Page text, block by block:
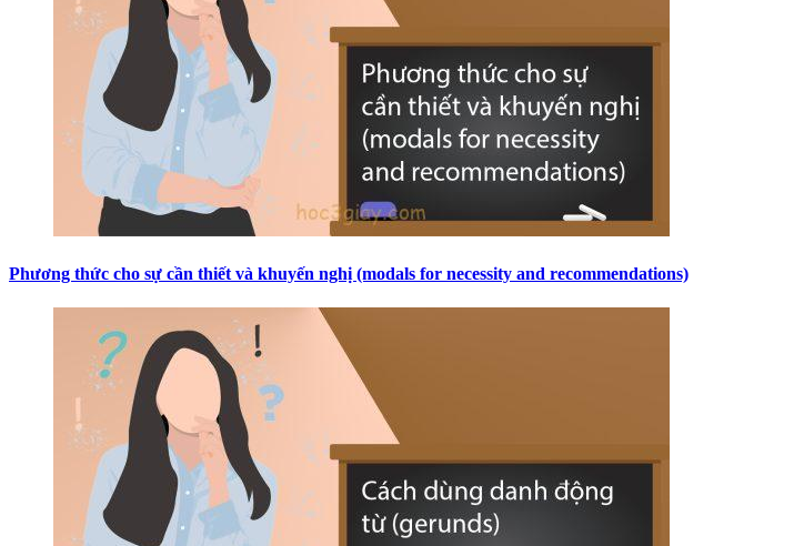
Phương thức cho sự cần thiết và khuyến nghị (modals for necessity and recommendations)